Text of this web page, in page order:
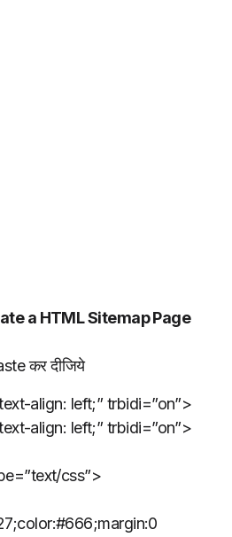
a HTML Sitemap Page
कर दीजिये
align: left;” trbidi=”on”>
align: left;” trbidi=”on”>
css”>